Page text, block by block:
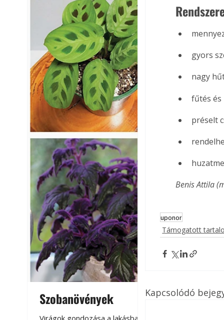
Szobanövények
Virágoskert:
gyors
nagy
fűtés
préselt
Benis Attila
uponor
Támogatott
Kapcsolódó